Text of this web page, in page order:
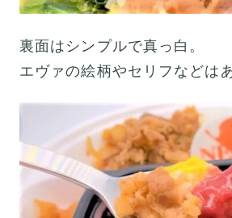
裏面はシンプルで真っ白。
エヴァの絵柄やセリフなどは